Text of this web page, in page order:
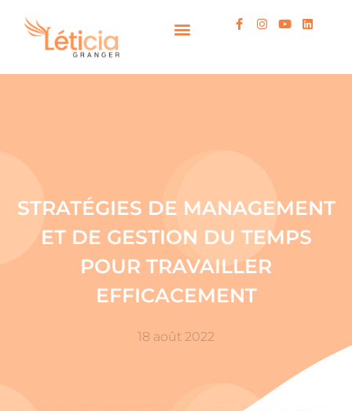
STRATÉGIES DE MANAGEMENT
ET DE GESTION DU TEMPS
POUR TRAVAILLER
EFFICACEMENT
18 août 2022